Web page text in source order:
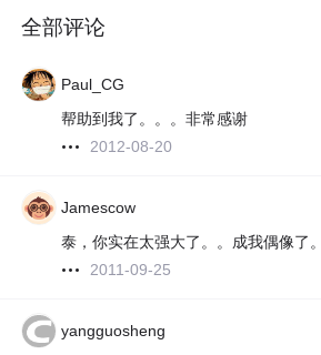
全部评论
Paul_CG
帮助到我了。。。非常感谢
2012-08-20
Jamescow
泰，你实在太强大了。。成我偶像了。
2011-09-25
yangguosheng